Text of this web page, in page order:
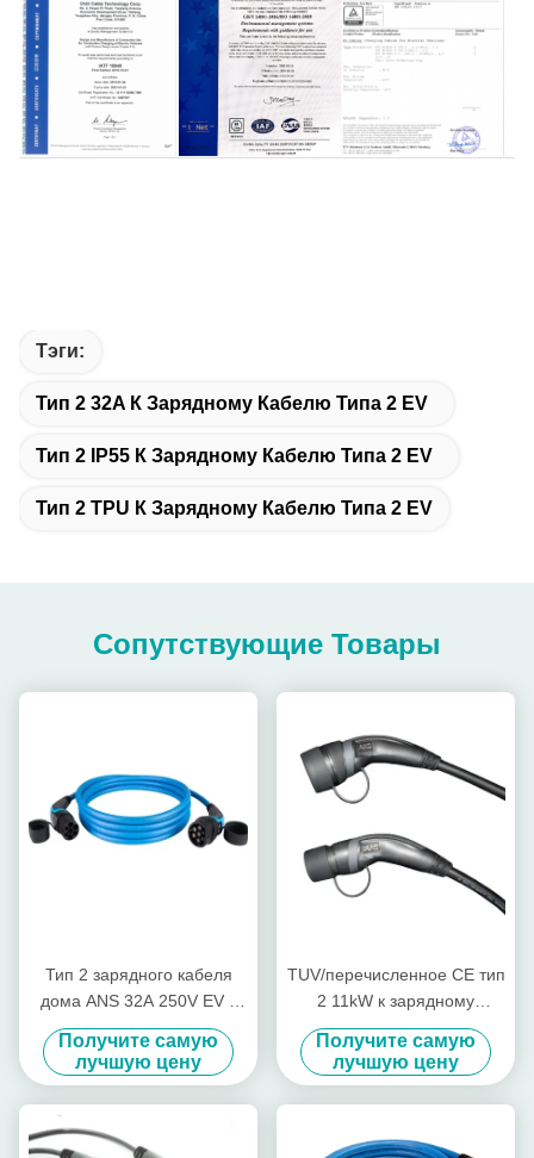
Тэги:
Тип 2 32A К Зарядному Кабелю Типа 2 EV
Тип 2 IP55 К Зарядному Кабелю Типа 2 EV
Тип 2 TPU К Зарядному Кабелю Типа 2 EV
Сопутствующие Товары
Тип 2 зарядного кабеля
дома ANS 32A 250V EV к
зарядному кабелю типа 2
Получите самую
лучшую цену
TUV/перечисленное CE тип
2 11kW к зарядному
кабелю типа 2 EV для Zoe
Получите самую
лучшую цену